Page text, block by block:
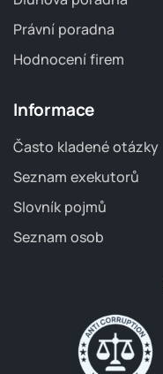
Právní poradna
Hodnocení firem
Informace
Často kladené otázky
Seznam exekutorů
Slovník pojmů
Seznam osob